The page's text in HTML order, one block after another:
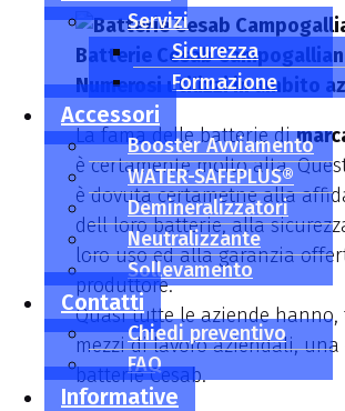
Servizi
Sicurezza
Formazione
Accessori
Booster Avviamento
WATER-SAFEPLUS®
Demineralizzatori
Neutralizzante
Sollevamento
Contatti
Chiedi preventivo
FAQ
Informative
Batterie Cesab
Numerosi utilizzi in ambito
La fama delle batterie di
è certamente molto alta.
è dovuta certametne alla
dell loro batterie, alla
loro uso ed alla garanzia
produttore.
Quasi tutte le aziende
mezzi di lavoro aziendali, una
batterie Cesab.